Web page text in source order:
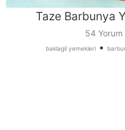
Taze Barbunya
54 Yorum
baklagil yemekleri•